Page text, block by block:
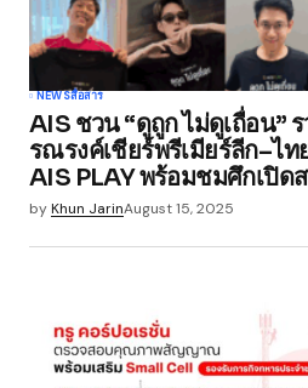
NEWSสื่อสาร
AIS ชวน “ดูถูก ไม่ดูเถื่อน”
รณรงค์เชียร์พรีเมียร์ลีก–ไ
AIS PLAY พร้อมชมศึกเปิด
byKhun JarinAugust 15, 2025